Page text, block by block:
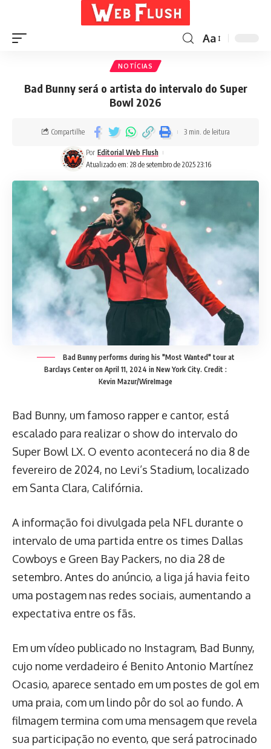
Aa
NOTÍCIAS
Bad Bunny será o artista do intervalo do Super
Bowl 2026
Atualizado em: 28 de setembro de 2025 23:16
Por Editorial Web Flush
Compartilhe 3 min. de leitura
Bad Bunny performs during his "Most Wanted" tour at
Barclays Center on April 11, 2024 in New York City. Credit :
Kevin Mazur/WireImage
Bad Bunny, um famoso rapper e cantor, está
escalado para realizar o show do intervalo do
Super Bowl LX. O evento acontecerá no dia 8 de
fevereiro de 2024, no Levi’s Stadium, localizado
em Santa Clara, Califórnia.
A informação foi divulgada pela NFL durante o
intervalo de uma partida entre os times Dallas
Cowboys e Green Bay Packers, no dia 28 de
setembro. Antes do anúncio, a liga já havia feito
uma postagem nas redes sociais, aumentando a
expectativa entre os fãs.
Em um vídeo publicado no Instagram, Bad Bunny,
cujo nome verdadeiro é Benito Antonio Martínez
Ocasio, aparece sentado em um postes de gol em
uma praia, com um lindo pôr do sol ao fundo. A
filmagem termina com uma mensagem que revela
sua participação no evento, que será patrocinado